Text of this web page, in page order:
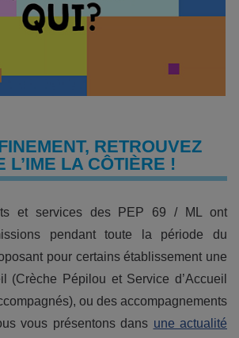
RETROUVEZ
L’IME LA CÔTIÈRE !
et services des PEP 69 / ML ont
pendant toute la période du
pour certains établissement une
(Crèche Pépilou et Service d’Accueil
ou des accompagnements
vous présentons dans une actualité